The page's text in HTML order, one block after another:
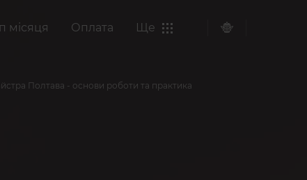
місяця Оплата Ще
Полтава - основи роботи та практика